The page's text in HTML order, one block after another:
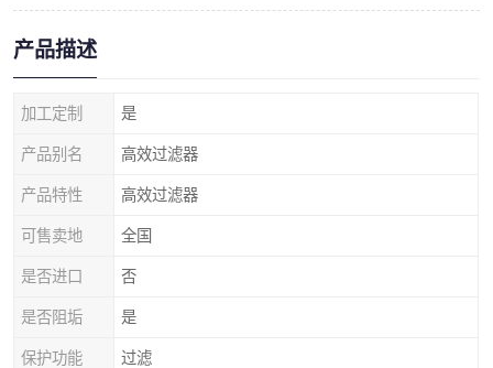
产品描述
加工定制 是
产品别名 高效过滤器
产品特性 高效过滤器
可售卖地 全国
是否进口 否
是否阻垢 是
保护功能 过滤